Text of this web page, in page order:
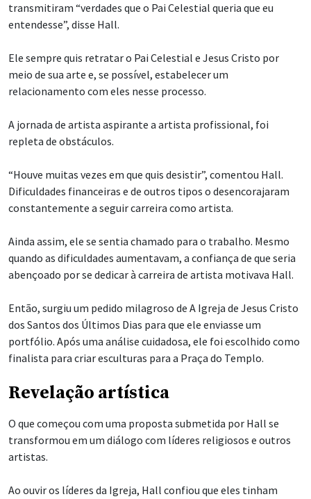
transmitiram “verdades que o Pai Celestial queria que eu
entendesse”, disse Hall.
Ele sempre quis retratar o Pai Celestial e Jesus Cristo por
meio de sua arte e, se possível, estabelecer um
relacionamento com eles nesse processo.
A jornada de artista aspirante a artista profissional, foi
repleta de obstáculos.
“Houve muitas vezes em que quis desistir”, comentou Hall.
Dificuldades financeiras e de outros tipos o desencorajaram
constantemente a seguir carreira como artista.
Ainda assim, ele se sentia chamado para o trabalho. Mesmo
quando as dificuldades aumentavam, a confiança de que seria
abençoado por se dedicar à carreira de artista motivava Hall.
Então, surgiu um pedido milagroso de A Igreja de Jesus Cristo
dos Santos dos Últimos Dias para que ele enviasse um
portfólio. Após uma análise cuidadosa, ele foi escolhido como
finalista para criar esculturas para a Praça do Templo.
Revelação artística
O que começou com uma proposta submetida por Hall se
transformou em um diálogo com líderes religiosos e outros
artistas.
Ao ouvir os líderes da Igreja, Hall confiou que eles tinham